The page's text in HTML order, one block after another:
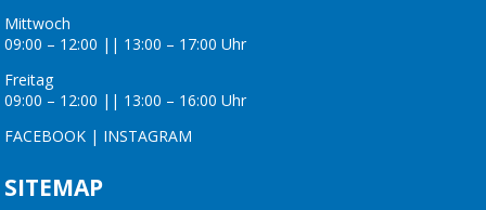
Mittwoch
09:00 – 12:00 || 13:00 – 17:00 Uhr
Freitag
09:00 – 12:00 || 13:00 – 16:00 Uhr
FACEBOOK | INSTAGRAM
SITEMAP